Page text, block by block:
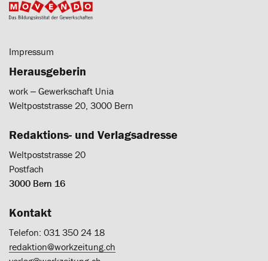
Impressum
Herausgeberin
work ‒ Gewerkschaft Unia
Weltpoststrasse 20, 3000 Bern
Redaktions- und Verlagsadresse
Weltpoststrasse 20
Postfach
3000 Bern 16
Kontakt
Telefon: 031 350 24 18
redaktion@workzeitung.ch